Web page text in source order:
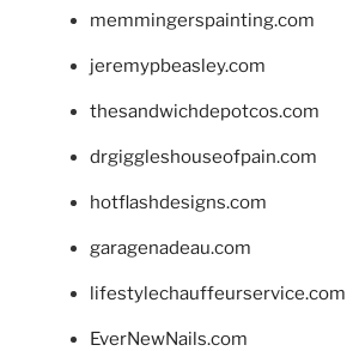
memmingerspainting.com
jeremypbeasley.com
thesandwichdepotcos.com
drgiggleshouseofpain.com
hotflashdesigns.com
garagenadeau.com
lifestylechauffeurservice.com
EverNewNails.com